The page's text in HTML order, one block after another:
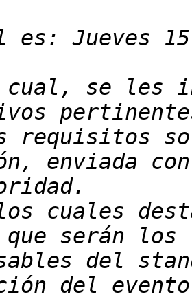
cual, se les
requisitos
cuales
del